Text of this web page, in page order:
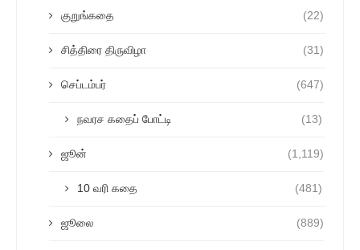
குறுங்கதை (22)
சித்திரை திருவிழா (31)
செப்டம்பர் (647)
நவரச கதைப் போட்டி (13)
ஜூன் (1,119)
10 வரி கதை (481)
ஜூலை (889)